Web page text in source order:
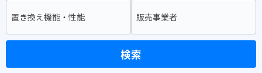
置き換え機能・性能 販売事業者
検索